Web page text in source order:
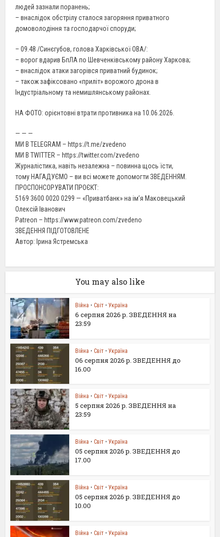
людей зазнали поранень;
– внаслідок обстрілу сталося загоряння приватного
домоволодіння та господарчої споруди;
– 09.48 /Синєгубов, голова Харківської ОВА/:
– ворог вдарив БпЛА по Шевченківському району Харкова;
– внаслідок атаки загорівся приватний будинок;
– також зафіксовано «приліт» ворожого дрона в
Індустріальному та немишлянському районах.
НА ФОТО: орієнтовні втрати противника на 10.06.2026.
— — —
МИ В TELEGRAM – https://t.me/zvedeno
МИ В TWITTER – https://twitter.com/zvedeno
Журналістика, навіть незалежна – повинна щось їсти,
тому НАГАДУЄМО – ви всі можете допомогти ЗВЕДЕННЯМ.
ПРОСПОНСОРУВАТИ ПРОЄКТ:
5169 3600 0020 0299 — «Приватбанк» на ім’я Маковецький
Олексій Іванович
Patreon – https://www.patreon.com/zvedeno
ЗВЕДЕННЯ ПІДГОТОВЛЕНЕ
Автор: Ірина Ястремська
You may also like
Війна • Світ • Україна
6 серпня 2026 р. ЗВЕДЕННЯ на
23:59
Війна • Світ • Україна
06 серпня 2026 р. ЗВЕДЕННЯ до
16.00
Війна • Світ • Україна
5 серпня 2026 р. ЗВЕДЕННЯ на
23:59
Війна • Світ • Україна
05 серпня 2026 р. ЗВЕДЕННЯ до
17.00
Війна • Світ • Україна
05 серпня 2026 р. ЗВЕДЕННЯ до
10.00
Війна • Світ • Україна